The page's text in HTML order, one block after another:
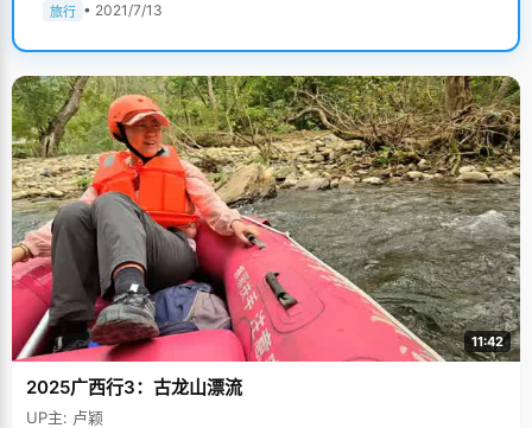
旅行 • 2021/7/13
11:42
2025广西行3：古龙山漂流
UP主: 卢颖